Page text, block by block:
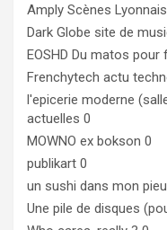
Amply Scènes
Dark Globe site de
EOSHD Du matos pour
Frenchytech actu
l'epicerie moderne
actuelles 0
MOWNO ex bokson 0
publikart 0
un sushi dans mon pieu
Une pile de disques